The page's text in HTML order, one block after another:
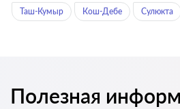
Таш-Кумыр Кош-Дебе Сулюкта
Полезная